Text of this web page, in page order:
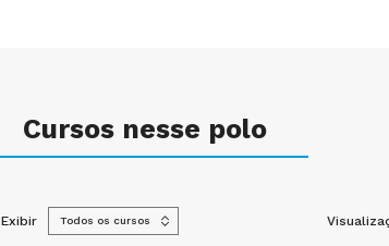
Cursos nesse polo
Exibir